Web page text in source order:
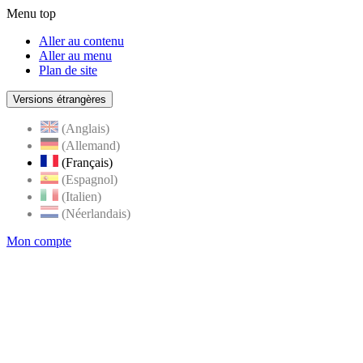
Menu top
Aller au contenu
Aller au menu
Plan de site
Versions étrangères
(Anglais)
(Allemand)
(Français)
(Espagnol)
(Italien)
(Néerlandais)
Mon compte